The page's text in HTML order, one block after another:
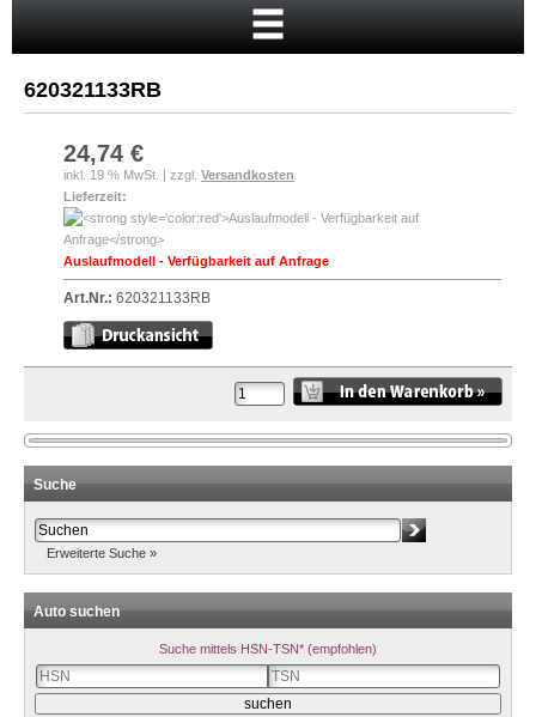
Neukunde?
Kasse
Anmelden
620321133RB
24,74 €
inkl. 19 % MwSt. | zzgl. Versandkosten
Lieferzeit:
Auslaufmodell - Verfügbarkeit auf Anfrage
Art.Nr.: 620321133RB
Suche
Erweiterte Suche »
Auto suchen
Suche mittels HSN-TSN* (empfohlen)